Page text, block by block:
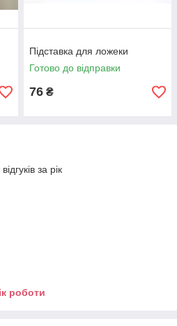
Підставка для ложеки
Готово до відправки
76 ₴
за рік
роботи